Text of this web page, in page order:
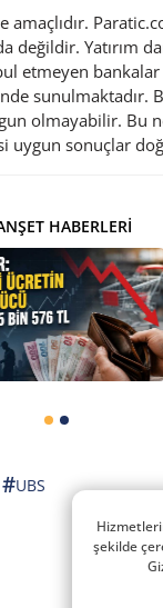
değildir. Yatırım
etmeyen bankalar
olmayabilir. Bu
uygun sonuçlar
HABERLERI
#UBS
şekilde